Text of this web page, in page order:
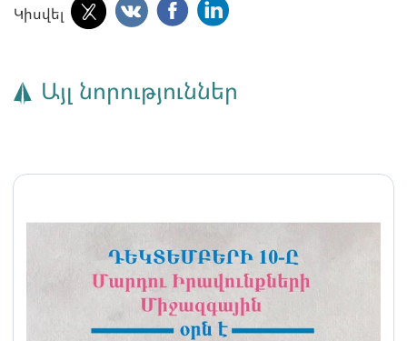
Կիսվել
Այլ նորություններ